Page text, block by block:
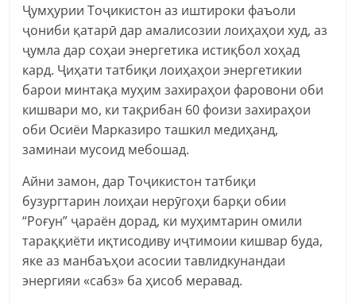
Ҷумҳурии Тоҷикистон аз иштироки фаъоли
ҷониби қатарӣ дар амалисозии лоиҳаҳои худ, аз
ҷумла дар соҳаи энергетика истиқбол хоҳад
кард. Ҷиҳати татбиқи лоиҳаҳои энергетикии
барои минтақа муҳим захираҳои фаровони оби
кишвари мо, ки тақрибан 60 фоизи захираҳои
оби Осиёи Марказиро ташкил медиҳанд,
заминаи мусоид мебошад.
Айни замон, дар Тоҷикистон татбиқи
бузургтарин лоиҳаи нерӯгоҳи барқи обии
“Роғун” ҷараён дорад, ки муҳимтарин омили
тараққиёти иқтисодиву иҷтимоии кишвар буда,
яке аз манбаъҳои асосии тавлидкунандаи
энергияи «сабз» ба ҳисоб меравад.